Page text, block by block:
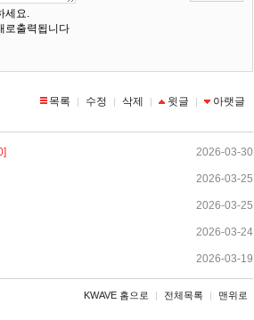
세요.
로출력됩니다
목록 | 수정 | 삭제 | 윗글 | 아랫글
2026-03-30
2026-03-25
2026-03-25
2026-03-24
2026-03-19
KWAVE 홈으로 | 전체목록 | 맨위로